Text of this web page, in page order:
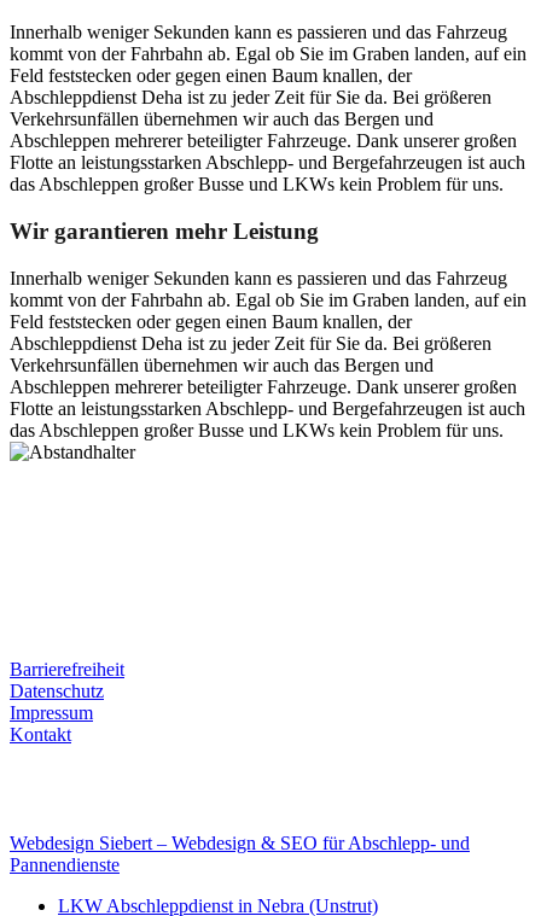
Innerhalb weniger Sekunden kann es passieren und das Fahrzeug
kommt von der Fahrbahn ab. Egal ob Sie im Graben landen, auf ein
Feld feststecken oder gegen einen Baum knallen, der
Abschleppdienst Deha ist zu jeder Zeit für Sie da. Bei größeren
Verkehrsunfällen übernehmen wir auch das Bergen und
Abschleppen mehrerer beteiligter Fahrzeuge. Dank unserer großen
Flotte an leistungsstarken Abschlepp- und Bergefahrzeugen ist auch
das Abschleppen großer Busse und LKWs kein Problem für uns.
Wir garantieren mehr Leistung
Innerhalb weniger Sekunden kann es passieren und das Fahrzeug
kommt von der Fahrbahn ab. Egal ob Sie im Graben landen, auf ein
Feld feststecken oder gegen einen Baum knallen, der
Abschleppdienst Deha ist zu jeder Zeit für Sie da. Bei größeren
Verkehrsunfällen übernehmen wir auch das Bergen und
Abschleppen mehrerer beteiligter Fahrzeuge. Dank unserer großen
Flotte an leistungsstarken Abschlepp- und Bergefahrzeugen ist auch
das Abschleppen großer Busse und LKWs kein Problem für uns.
Barrierefreiheit
Datenschutz
Impressum
Kontakt
Webdesign Siebert – Webdesign & SEO für Abschlepp- und
Pannendienste
LKW Abschleppdienst in Nebra (Unstrut)